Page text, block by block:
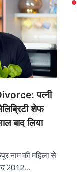
पत्नी
शेफ
बाद लिया
नाम की महिला से
2012…